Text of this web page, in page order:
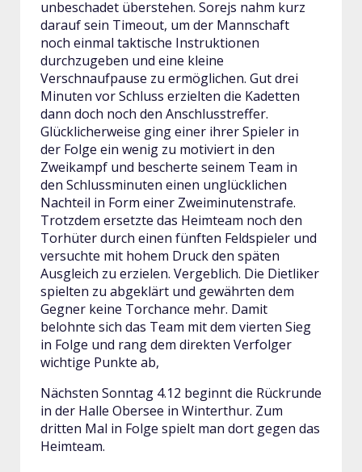
unbeschadet überstehen. Sorejs nahm kurz
darauf sein Timeout, um der Mannschaft
noch einmal taktische Instruktionen
durchzugeben und eine kleine
Verschnaufpause zu ermöglichen. Gut drei
Minuten vor Schluss erzielten die Kadetten
dann doch noch den Anschlusstreffer.
Glücklicherweise ging einer ihrer Spieler in
der Folge ein wenig zu motiviert in den
Zweikampf und bescherte seinem Team in
den Schlussminuten einen unglücklichen
Nachteil in Form einer Zweiminutenstrafe.
Trotzdem ersetzte das Heimteam noch den
Torhüter durch einen fünften Feldspieler und
versuchte mit hohem Druck den späten
Ausgleich zu erzielen. Vergeblich. Die Dietliker
spielten zu abgeklärt und gewährten dem
Gegner keine Torchance mehr. Damit
belohnte sich das Team mit dem vierten Sieg
in Folge und rang dem direkten Verfolger
wichtige Punkte ab,
Nächsten Sonntag 4.12 beginnt die Rückrunde
in der Halle Obersee in Winterthur. Zum
dritten Mal in Folge spielt man dort gegen das
Heimteam.